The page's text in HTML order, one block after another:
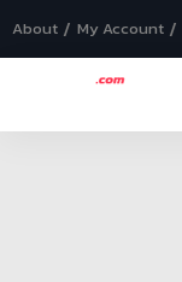
About My Account